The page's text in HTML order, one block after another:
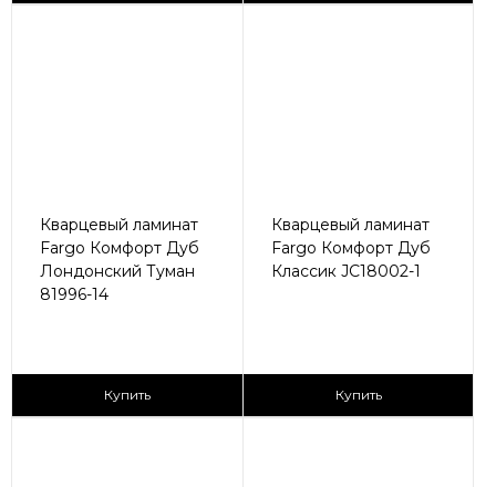
Кварцевый ламинат
Fargo Комфорт Дуб
Лондонский Туман
81996-14
2
Купить
Кварцевый ламинат
Fargo Комфорт Дуб
Классик JC18002-1
2
Купить